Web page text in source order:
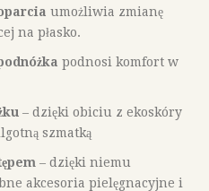
umożliwia zmianę
na płasko.
podnosi komfort w
– dzięki obiciu z ekoskóry
szmatką
– dzięki niemu
akcesoria pielęgnacyjne i